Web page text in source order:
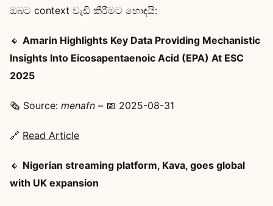
ඔබට context වැඩි කිරීමට හොඳයි:
🔸 Amarin Highlights Key Data Providing Mechanistic
Insights Into Eicosapentaenoic Acid (EPA) At ESC
2025
🗞️ Source: menafn – 📅 2025-08-31
🔗 Read Article
🔸 Nigerian streaming platform, Kava, goes global
with UK expansion